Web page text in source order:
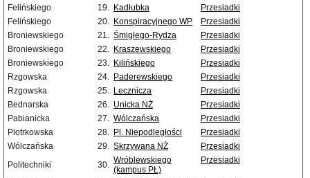
Felińskiego
19. Kadłubka
Przesiadki
Felińskiego
20. Konspiracyjnego WP
Przesiadki
Broniewskiego
21. Śmigłego-Rydza
Przesiadki
Broniewskiego
22. Kraszewskiego
Przesiadki
Broniewskiego
23. Kilińskiego
Przesiadki
Rzgowska
24. Paderewskiego
Przesiadki
Rzgowska
25. Lecznicza
Przesiadki
Bednarska
26. Unicka NŻ
Przesiadki
Pabianicka
27. Wólczańska
Przesiadki
Piotrkowska
28. Pl. Niepodległości
Przesiadki
Wólczańska
29. Skrzywana NŻ
Przesiadki
Politechniki
30. Wróblewskiego
(kampus PŁ)
Przesiadki